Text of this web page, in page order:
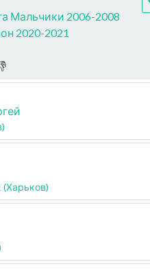
Мальчики 2006-2008
2020-2021